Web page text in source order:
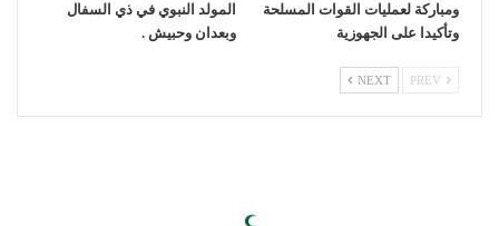
ومباركة لعمليات القوات المسلحة
وتأكيدا على الجهوزية
المولد النبوي في ذي السفال
وبعدان وحبيش .
NEXT